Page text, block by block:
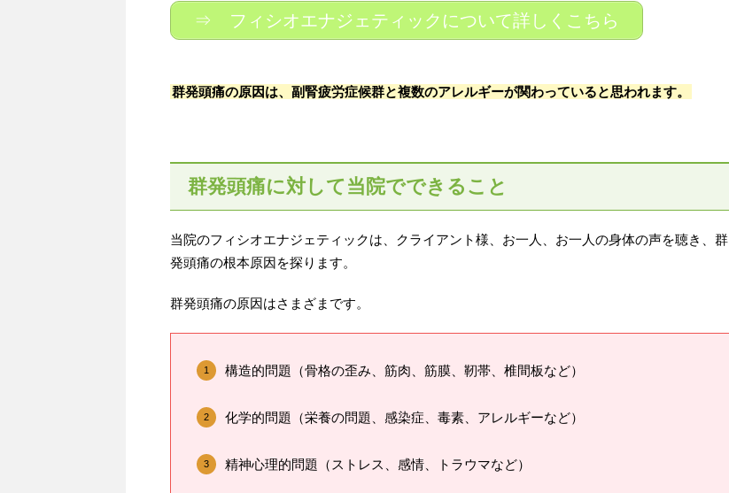
⇒ フィシオエナジェティックについて詳しくこちら
群発頭痛の原因は、副腎疲労症候群と複数のアレルギーが関わっていると思われます。
群発頭痛に対して当院でできること
当院のフィシオエナジェティックは、クライアント様、お一人、お一人の身体の声を聴き、群
発頭痛の根本原因を探ります。
群発頭痛の原因はさまざまです。
構造的問題（骨格の歪み、筋肉、筋膜、靭帯、椎間板など）
化学的問題（栄養の問題、感染症、毒素、アレルギーなど）
精神心理的問題（ストレス、感情、トラウマなど）